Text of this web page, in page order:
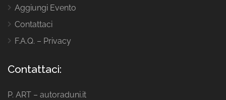
Aggiungi Evento
Contattaci
F.A.Q. – Privacy
Contattaci:
P. ART – autoraduni.it